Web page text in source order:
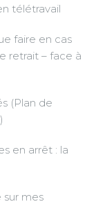
télétravail
faire en cas
retrait – face à
(Plan de
en arrêt : la
sur mes